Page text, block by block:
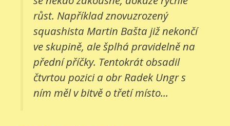
růst. Například znovuzrozený
squashista Martin Bašta již nekončí
ve skupině, ale šplhá pravidelně na
přední příčky. Tentokrát obsadil
čtvrtou pozici a obr Radek Ungr s
ním měl v bitvě o třetí místo...